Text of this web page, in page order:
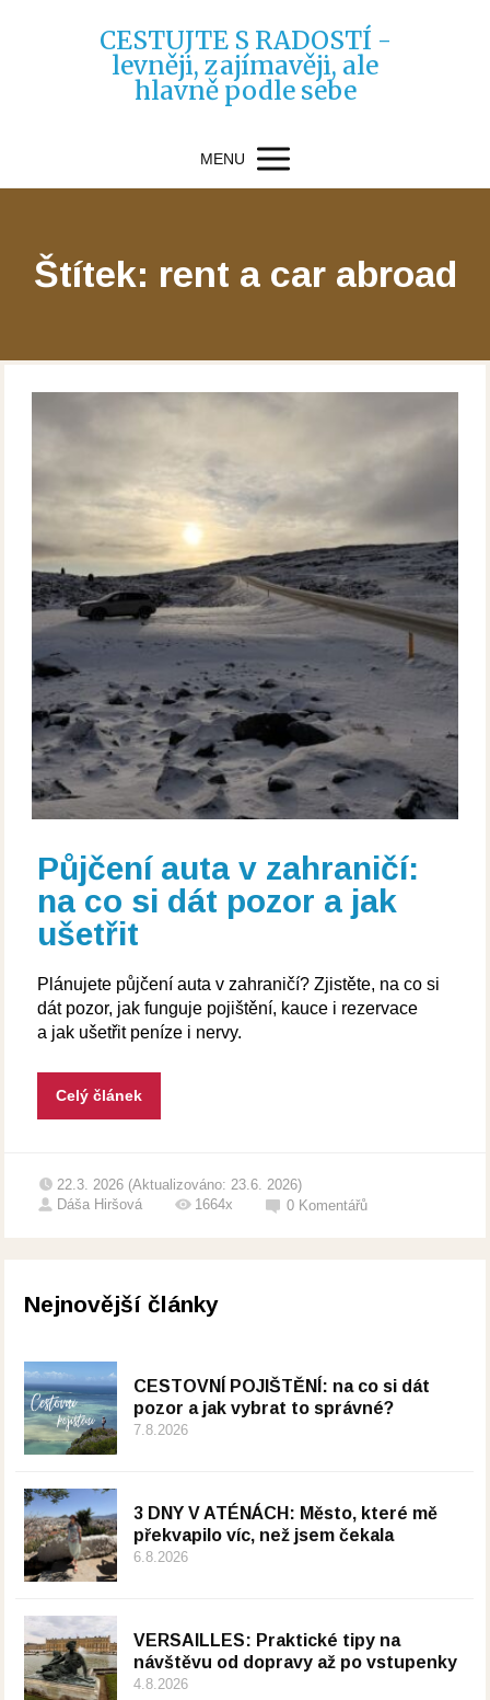
CESTUJTE S RADOSTÍ -
levněji, zajímavěji, ale
hlavně podle sebe
MENU
Štítek: rent a car abroad
Půjčení auta v zahraničí:
na co si dát pozor a jak
ušetřit
Plánujete půjčení auta v zahraničí? Zjistěte, na co si
dát pozor, jak funguje pojištění, kauce i rezervace
a jak ušetřit peníze i nervy.
Celý článek
22.3. 2026 (Aktualizováno: 23.6. 2026)
Dáša Hiršová
1664x 0 Komentářů
Nejnovější články
CESTOVNÍ POJIŠTĚNÍ: na co si dát
pozor a jak vybrat to správné?
7.8.2026
3 DNY V ATÉNÁCH: Město, které mě
překvapilo víc, než jsem čekala
6.8.2026
VERSAILLES: Praktické tipy na
návštěvu od dopravy až po vstupenky
4.8.2026